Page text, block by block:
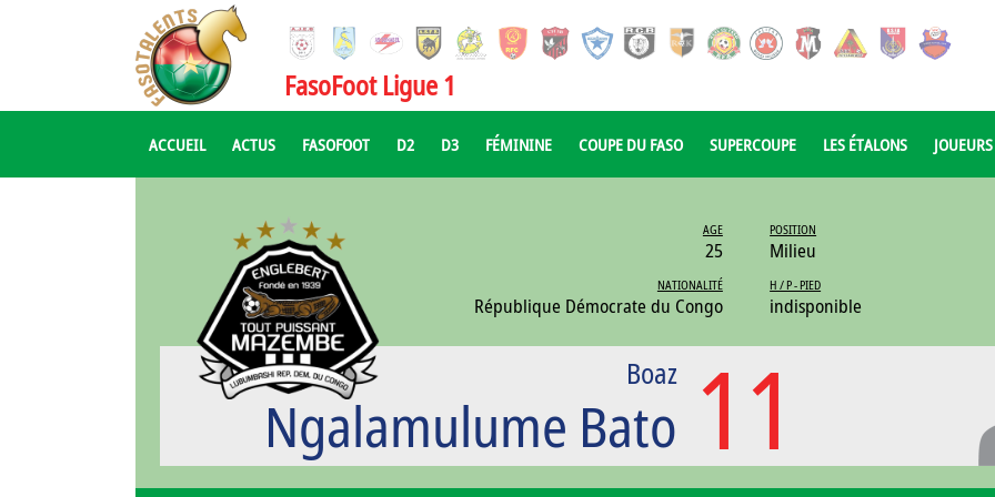
FasoFoot Ligue 1
ACCUEIL ACTUS FASOFOOT D2 D3 FÉMININE COUPE DU FASO SUPERCOUPE LES ÉTALONS
AGE
25
NATIONALITÉ
République Démocrate du Congo
POSITION
Milieu
H / P - PIED
indisponible
11
Boaz
Ngalamulume Bato